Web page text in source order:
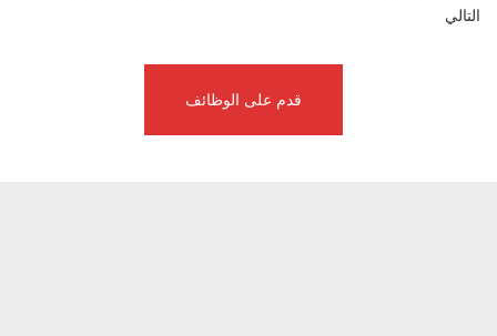
التالي
قدم على الوظائف